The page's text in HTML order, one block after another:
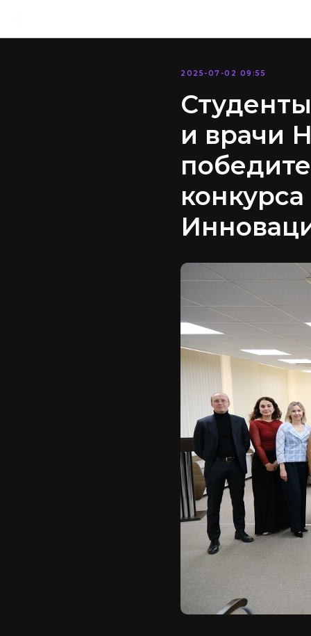
2025-07-02 09:55
и врачи